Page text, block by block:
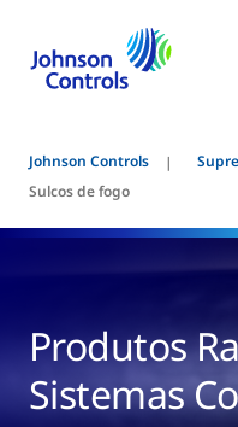
Johnson Controls
Sulcos de fogo
Produtos
Sistemas